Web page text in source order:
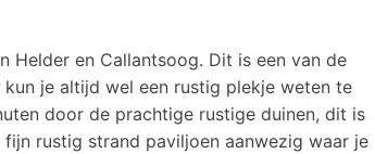
Helder en Callantsoog. Dit is een van de
je altijd wel een rustig plekje weten te
door de prachtige rustige duinen, dit is
rustig strand paviljoen aanwezig waar je